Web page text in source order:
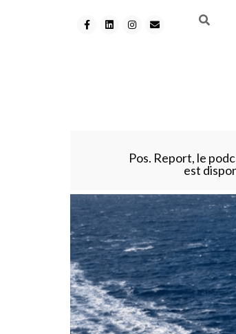
Pos. Report, le
est